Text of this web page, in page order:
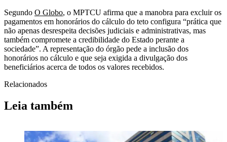
Segundo O Globo, o MPTCU afirma que a manobra para excluir os
pagamentos em honorários do cálculo do teto configura “prática que
não apenas desrespeita decisões judiciais e administrativas, mas
também compromete a credibilidade do Estado perante a
sociedade”. A representação do órgão pede a inclusão dos
honorários no cálculo e que seja exigida a divulgação dos
beneficiários acerca de todos os valores recebidos.
Relacionados
Leia também